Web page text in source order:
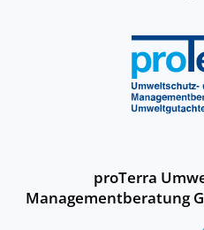
proTerra
Managementberatung